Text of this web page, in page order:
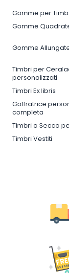
Gomme per
Gomme
Gomme
Timbri per
personalizzati
Timbri Ex libris
Goffratrice
completa
Timbri a Secco
Timbri Vestiti